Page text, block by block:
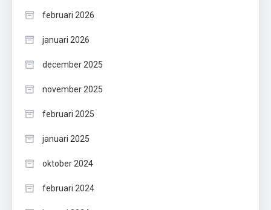
februari 2026
januari 2026
december 2025
november 2025
februari 2025
januari 2025
oktober 2024
februari 2024